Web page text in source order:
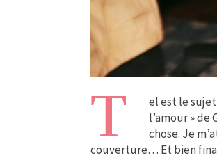
T
el est le
l’amour » de
chose. Je
couverture… Et bien